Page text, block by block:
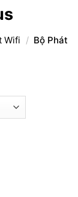
Wifi / Bộ Phát